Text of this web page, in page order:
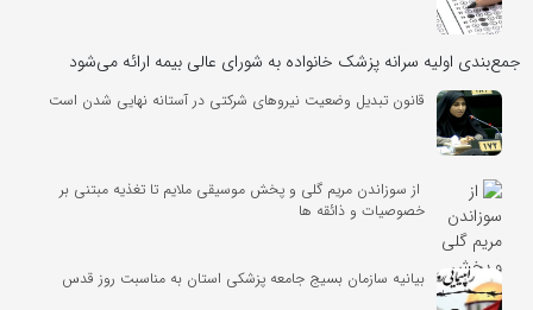
جمع‌بندی اولیه سرانه پزشک خانواده به شورای عالی بیمه ارائه می‌شود
قانون تبدیل وضعیت نیروهای شرکتی در آستانه نهایی شدن است
از سوزاندن مریم گلی و پخش موسیقی ملایم تا تغذیه مبتنی بر
خصوصیات و ذائقه ها
بیانیه سازمان بسیج جامعه پزشکی استان به مناسبت روز قدس